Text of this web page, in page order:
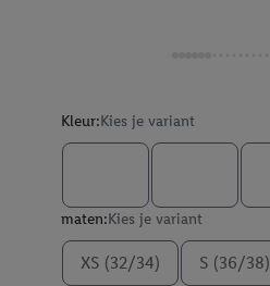
Kleur:Kies je variant
maten:Kies je variant
XS (32/34) S (36/38)